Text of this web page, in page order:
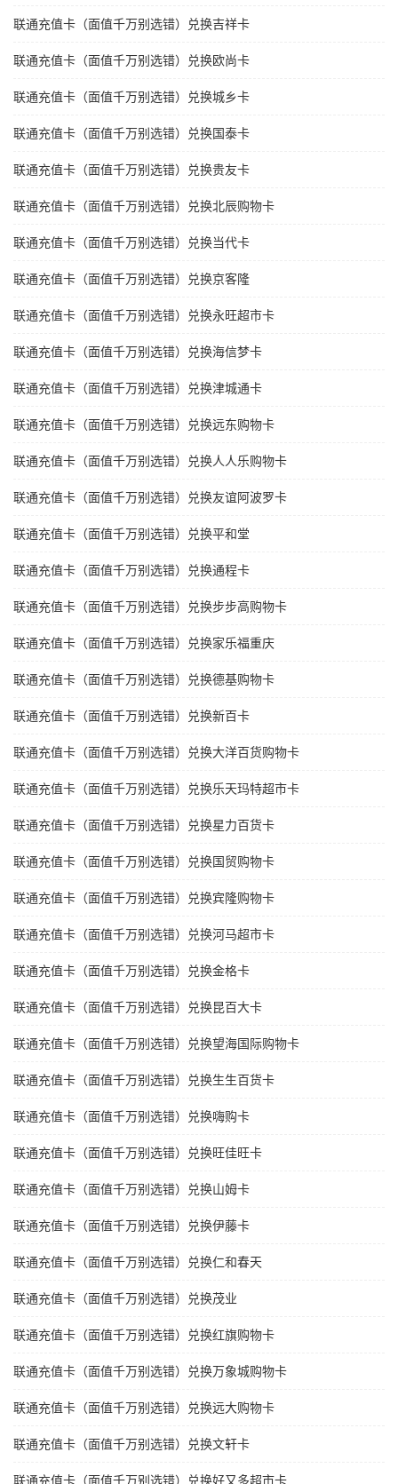
联通充值卡（面值千万别选错）兑换吉祥卡
联通充值卡（面值千万别选错）兑换欧尚卡
联通充值卡（面值千万别选错）兑换城乡卡
联通充值卡（面值千万别选错）兑换国泰卡
联通充值卡（面值千万别选错）兑换贵友卡
联通充值卡（面值千万别选错）兑换北辰购物卡
联通充值卡（面值千万别选错）兑换当代卡
联通充值卡（面值千万别选错）兑换京客隆
联通充值卡（面值千万别选错）兑换永旺超市卡
联通充值卡（面值千万别选错）兑换海信梦卡
联通充值卡（面值千万别选错）兑换津城通卡
联通充值卡（面值千万别选错）兑换远东购物卡
联通充值卡（面值千万别选错）兑换人人乐购物卡
联通充值卡（面值千万别选错）兑换友谊阿波罗卡
联通充值卡（面值千万别选错）兑换平和堂
联通充值卡（面值千万别选错）兑换通程卡
联通充值卡（面值千万别选错）兑换步步高购物卡
联通充值卡（面值千万别选错）兑换家乐福重庆
联通充值卡（面值千万别选错）兑换德基购物卡
联通充值卡（面值千万别选错）兑换新百卡
联通充值卡（面值千万别选错）兑换大洋百货购物卡
联通充值卡（面值千万别选错）兑换乐天玛特超市卡
联通充值卡（面值千万别选错）兑换星力百货卡
联通充值卡（面值千万别选错）兑换国贸购物卡
联通充值卡（面值千万别选错）兑换宾隆购物卡
联通充值卡（面值千万别选错）兑换河马超市卡
联通充值卡（面值千万别选错）兑换金格卡
联通充值卡（面值千万别选错）兑换昆百大卡
联通充值卡（面值千万别选错）兑换望海国际购物卡
联通充值卡（面值千万别选错）兑换生生百货卡
联通充值卡（面值千万别选错）兑换嗨购卡
联通充值卡（面值千万别选错）兑换旺佳旺卡
联通充值卡（面值千万别选错）兑换山姆卡
联通充值卡（面值千万别选错）兑换伊藤卡
联通充值卡（面值千万别选错）兑换仁和春天
联通充值卡（面值千万别选错）兑换茂业
联通充值卡（面值千万别选错）兑换红旗购物卡
联通充值卡（面值千万别选错）兑换万象城购物卡
联通充值卡（面值千万别选错）兑换远大购物卡
联通充值卡（面值千万别选错）兑换文轩卡
联通充值卡（面值千万别选错）兑换好又多超市卡